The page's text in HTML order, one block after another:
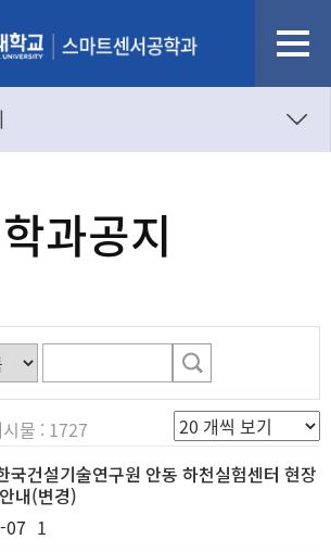
학과공지
물 : 1727
국건설기술연구원 안동 하천실험센터 현장
내(변경)
07 1